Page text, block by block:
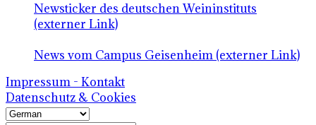
Newsticker des deutschen Weininstituts
(externer Link)
News vom Campus Geisenheim (externer Link)
Impressum - Kontakt
Datenschutz & Cookies